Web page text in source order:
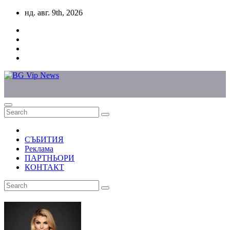
Skip
content
нд. авг. 9th, 2026
СЪБИТИЯ
Реклама
ПАРТНЬОРИ
КОНТАКТ